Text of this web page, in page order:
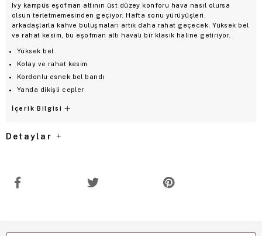
Ivy kampüs eşofman altının üst düzey konforu hava nasıl olursa
olsun terletmemesinden geçiyor. Hafta sonu yürüyüşleri,
arkadaşlarla kahve buluşmaları artık daha rahat geçecek. Yüksek bel
ve rahat kesim, bu eşofman altı havalı bir klasik haline getiriyor.
Yüksek bel
Kolay ve rahat kesim
Kordonlu esnek bel bandı
Yanda dikişli cepler
İçerik Bilgisi
Detaylar